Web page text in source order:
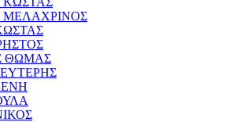
ΘΩΜΑΣ